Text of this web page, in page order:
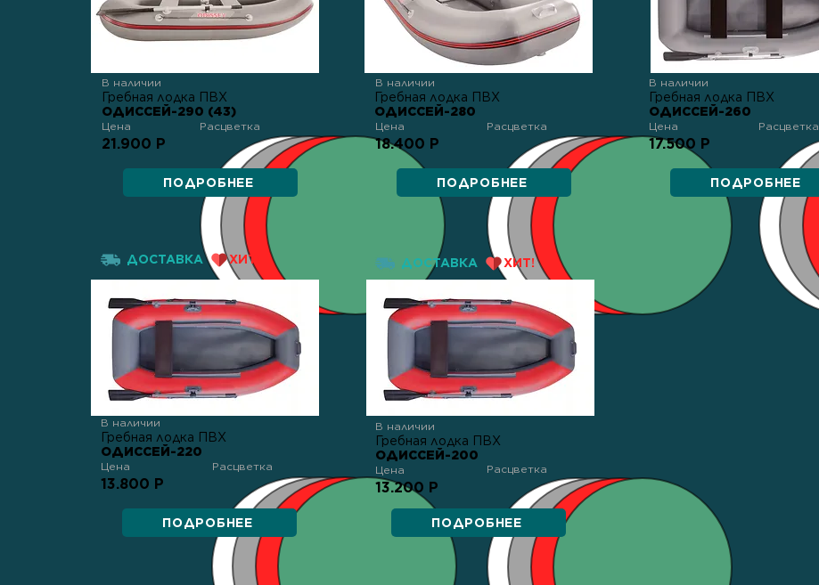
В наличии
Гребная лодка ПВХ
ОДИССЕЙ-290 (43)
Цена Расцветка
21.900 Р
ПОДРОБНЕЕ
В наличии
Цена
18.400 Р
Гребная лодка ПВХ
ОДИССЕЙ-280
Расцветка
ПОДРОБНЕЕ
В наличии
Гребная лодка ПВХ
ОДИССЕЙ-260
Цена Расцветка
17.500 Р
ПОДРОБНЕЕ
ДОСТАВКА ХИТ!
В наличии
Гребная лодка ПВХ
ОДИССЕЙ-220
Цена Расцветка
13.800 Р
ПОДРОБНЕЕ
ДОСТАВКА ХИТ!
В наличии
Гребная лодка ПВХ
ОДИССЕЙ-200
Цена Расцветка
13.200 Р
ПОДРОБНЕЕ